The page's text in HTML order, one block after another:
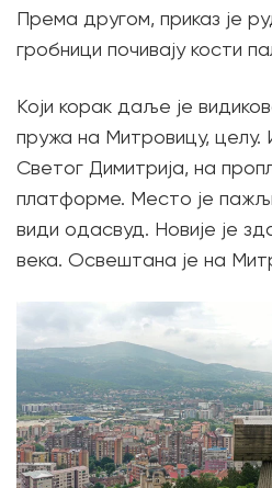
Према другом, приказ је
гробници почивају кости
Који корак даље је
пружа на Митровицу, целу.
Светог Димитрија, на
платформе. Место је
види одасвуд. Новије је
века. Освештана је на